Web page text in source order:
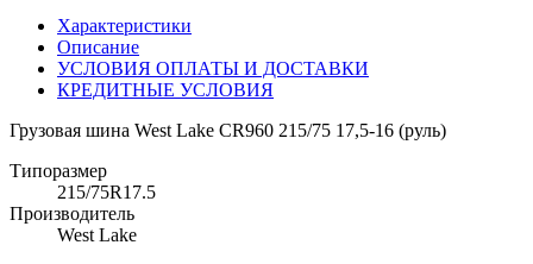
Характеристики
Описание
УСЛОВИЯ ОПЛАТЫ И ДОСТАВКИ
КРЕДИТНЫЕ УСЛОВИЯ
Грузовая шина West Lake CR960 215/75 17,5-16 (руль)
Типоразмер
215/75R17.5
Производитель
West Lake